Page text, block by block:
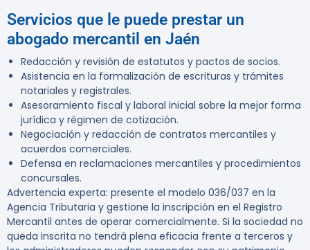
Servicios que le puede prestar un
abogado mercantil en Jaén
Redacción y revisión de estatutos y pactos de socios.
Asistencia en la formalización de escrituras y trámites
notariales y registrales.
Asesoramiento fiscal y laboral inicial sobre la mejor forma
jurídica y régimen de cotización.
Negociación y redacción de contratos mercantiles y
acuerdos comerciales.
Defensa en reclamaciones mercantiles y procedimientos
concursales.
Advertencia experta: presente el modelo 036/037 en la
Agencia Tributaria y gestione la inscripción en el Registro
Mercantil antes de operar comercialmente. Si la sociedad no
queda inscrita no tendrá plena eficacia frente a terceros y